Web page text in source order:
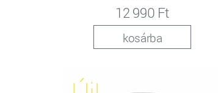
12 990 Ft
kosárba